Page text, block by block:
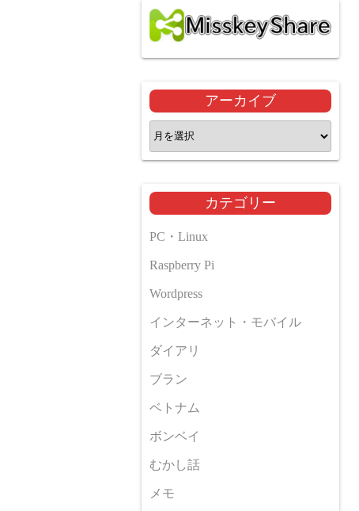
アーカイブ
ア
ー
イ
ブ
カテゴリー
PC・Linux
Raspberry Pi
Wordpress
インターネット・モバイル
ダイアリ
ブラン
ベトナム
ボンベイ
むかし話
メモ